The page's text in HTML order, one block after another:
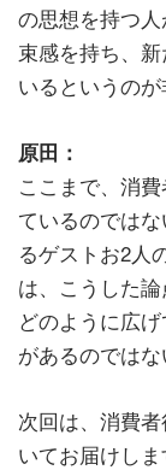
の思想を持つ
束感を持ち、
いるというのが
原田：
ここまで、消
ているのでは
るゲストお2人
は、こうした
どのように広
があるのではな
次回は、消費
いてお届けしま